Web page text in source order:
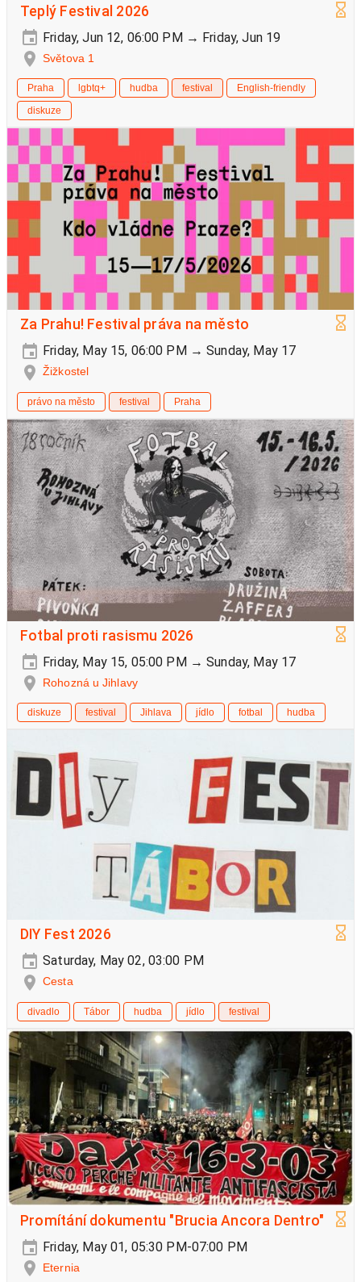
Teplý Festival 2026
Friday, Jun 12, 06:00 PM → Friday, Jun 19
Světova 1
Praha lgbtq+ hudba festival
English-friendly
diskuze
Za Prahu! Festival práva na město
Friday, May 15, 06:00 PM → Sunday, May 17
Žižkostel
právo na město festival Praha
Fotbal proti rasismu 2026
Friday, May 15, 05:00 PM → Sunday, May 17
Rohozná u Jihlavy
diskuze festival Jihlava jídlo fotbal hudba
DIY Fest 2026
Saturday, May 02, 03:00 PM
Cesta
divadlo Tábor hudba jídlo festival
Promítání dokumentu "Brucia Ancora Dentro"
Friday, May 01, 05:30 PM-07:00 PM
Eternia